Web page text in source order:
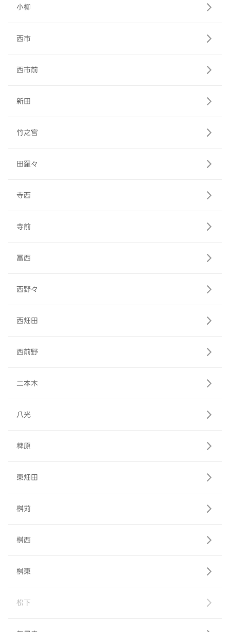
小柳
西市
西市前
新田
竹之宮
田羅々
寺西
寺前
冨西
西野々
西畑田
西前野
二本木
八光
稗原
東畑田
桝苅
桝西
桝東
松下